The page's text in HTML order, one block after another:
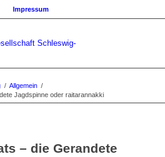
Impressum
/ Allgemein /
Jagdspinne oder raitarannakki
– die Gerandete